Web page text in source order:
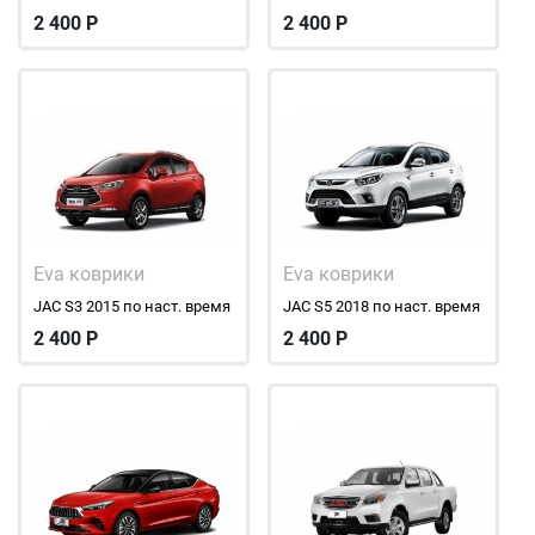
2 400 Р 2 400 Р
Eva коврики
JAC S3 2015 по наст. время
2 400 Р
Eva коврики
JAC S5 2018 по наст. время
2 400 Р